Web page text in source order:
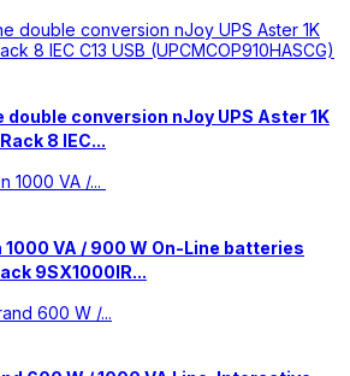
double conversion nJoy UPS Aster 1K
8 IEC...
1000 VA / 900 W On-Line batteries
9SX1000IR...